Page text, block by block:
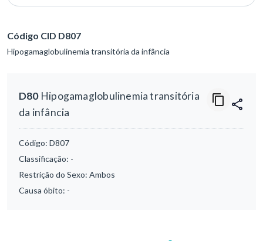
Código CID D807
Hipogamaglobulinemia transitória da infância
D80Hipogamaglobulinemia transitória
da infância
Código: D807
Classificação: -
Restrição do Sexo: Ambos
Causa óbito: -